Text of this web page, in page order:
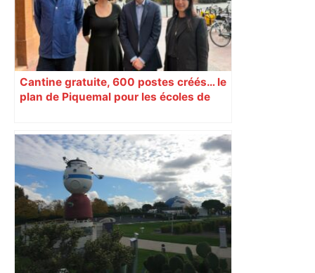
Cantine gratuite, 600 postes créés… le
plan de Piquemal pour les écoles de